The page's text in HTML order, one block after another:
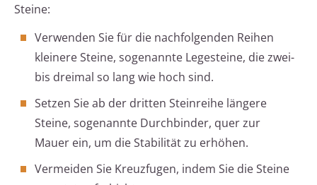
Steine:
Verwenden Sie für die nachfolgenden Reihen
kleinere Steine, sogenannte Legesteine, die zwei-
bis dreimal so lang wie hoch sind.
Setzen Sie ab der dritten Steinreihe längere
Steine, sogenannte Durchbinder, quer zur
Mauer ein, um die Stabilität zu erhöhen.
Vermeiden Sie Kreuzfugen, indem Sie die Steine